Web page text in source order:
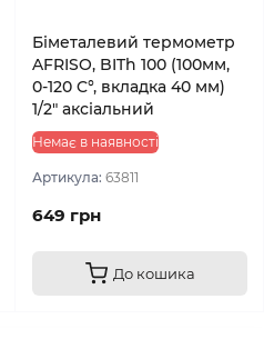
Біметалевий термометр
AFRISO, BITh 100 (100мм,
0-120 C°, вкладка 40 мм)
1/2" аксіальний
Немає в наявності
Артикула: 63811
649 грн
До кошика